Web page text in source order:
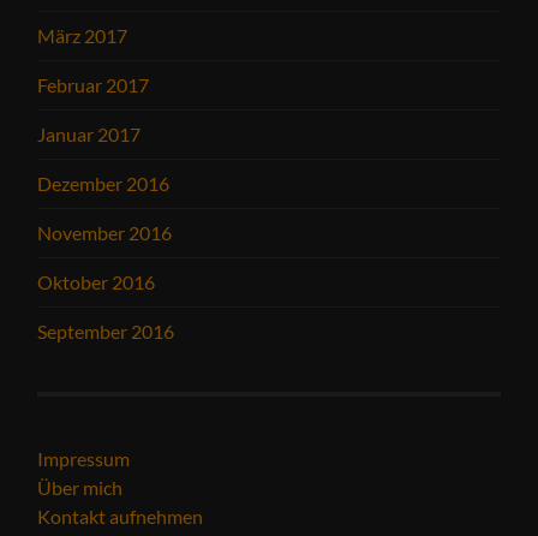
März 2017
Februar 2017
Januar 2017
Dezember 2016
November 2016
Oktober 2016
September 2016
Impressum
Über mich
Kontakt aufnehmen